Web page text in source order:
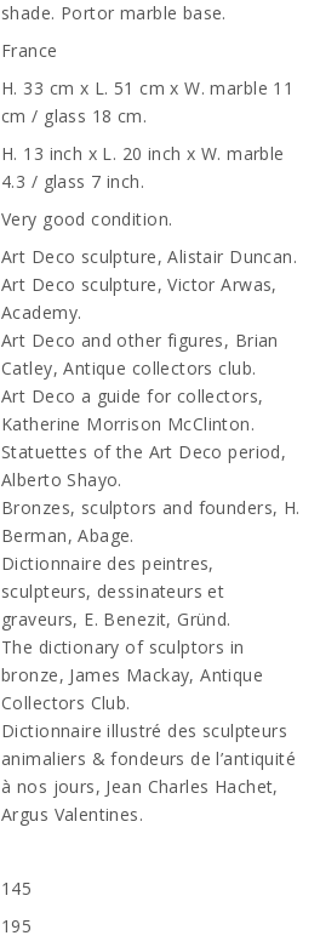
shade. Portor marble base.
France
H. 33 cm x L. 51 cm x W. marble 11
cm / glass 18 cm.
H. 13 inch x L. 20 inch x W. marble
4.3 / glass 7 inch.
Very good condition.
Art Deco sculpture, Alistair Duncan.
Art Deco sculpture, Victor Arwas,
Academy.
Art Deco and other figures, Brian
Catley, Antique collectors club.
Art Deco a guide for collectors,
Katherine Morrison McClinton.
Statuettes of the Art Deco period,
Alberto Shayo.
Bronzes, sculptors and founders, H.
Berman, Abage.
Dictionnaire des peintres,
sculpteurs, dessinateurs et
graveurs, E. Benezit, Gründ.
The dictionary of sculptors in
bronze, James Mackay, Antique
Collectors Club.
Dictionnaire illustré des sculpteurs
animaliers & fondeurs de l’antiquité
à nos jours, Jean Charles Hachet,
Argus Valentines.
145
195